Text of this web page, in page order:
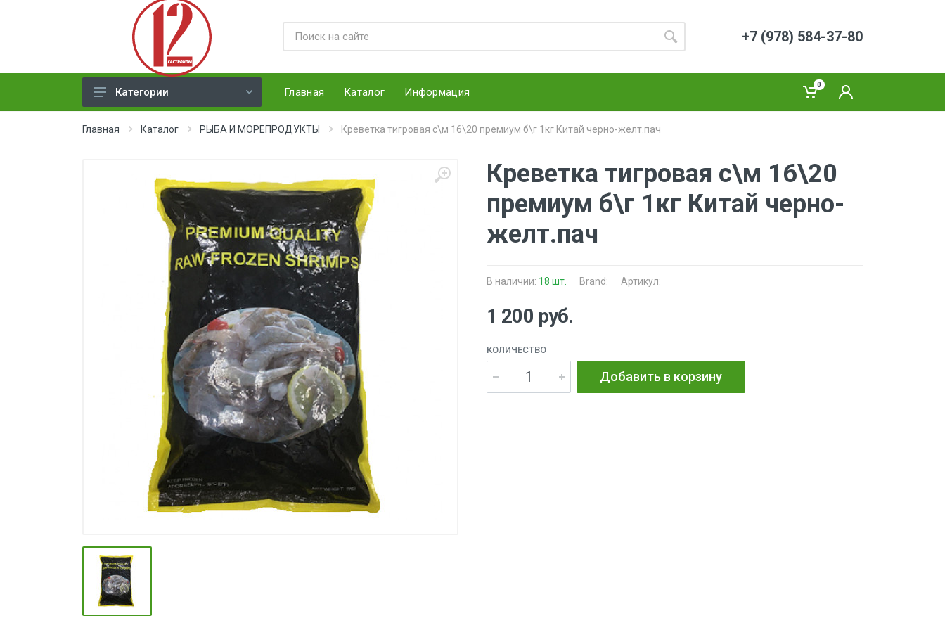
+7 (978) 584-37-80
МОЛОЧНАЯ ПРОДУКЦИЯ(
недлит. хранения)
ЗАМОРОЗКА (ягоды,овощи)
СПЕЦИИ, БУЛЬОНЫ
КОЛБАСНЫЕ ИЗДЕЛИЯ
МАКАРОННЫЕ ИЗДЕЛИЯ
СЫРЫ МЯГКИЕ И ПЛАВЛЕНЫЕ
МАСЛО РАСТ, ОЛИВКОВОЕ И
КОНФЕТЫ, ШОКОЛАД
МЯСО И ПТИЦА
МОЛОЧНАЯ ПРОДУКЦИЯ( длит.
хранения)
КЕТЧУПЫ, МАЙОНЕЗЫ, СОУСЫ
КОНСЕРВЫ ОВОЩНЫЕ
Категории Главная Каталог Информация
0
Главная Каталог РЫБА И МОРЕПРОДУКТЫ Креветка тигровая с\м 16\20 премиум б\г 1кг Китай черно-желт.пач
Креветка тигровая с\м 16\20
премиум б\г 1кг Китай черно-
желт.пач
В наличии: 18 шт. Brand: Артикул:
1 200 руб.
КОЛИЧЕСТВО
Добавить в корзину